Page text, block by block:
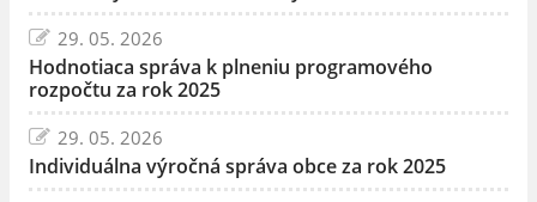
29. 05. 2026
Hodnotiaca správa k plneniu programového
rozpočtu za rok 2025
29. 05. 2026
Individuálna výročná správa obce za rok 2025